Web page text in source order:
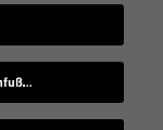
Cristiano Ronaldo verkleidet als Straßenfußballer